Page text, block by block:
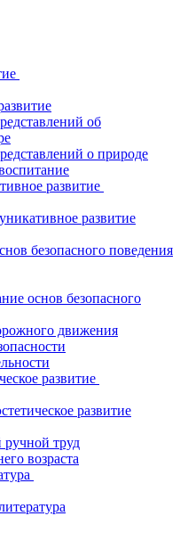
об
о природе
развитие
развитие
безопасного поведения
основ безопасного
движения
развитие
развитие
труд
возраста